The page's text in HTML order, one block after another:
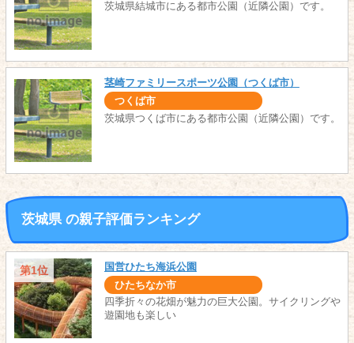
茨城県結城市にある都市公園（近隣公園）です。
茎崎ファミリースポーツ公園（つくば市）
つくば市
茨城県つくば市にある都市公園（近隣公園）です。
茨城県 の親子評価ランキング
第1位 国営ひたち海浜公園
ひたちなか市
四季折々の花畑が魅力の巨大公園。サイクリングや
遊園地も楽しい